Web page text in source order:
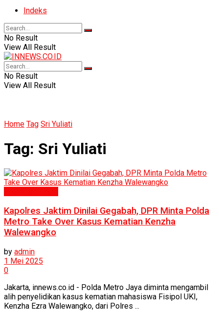
Indeks
No Result
View All Result
No Result
View All Result
Home Tag Sri Yuliati
Tag: Sri Yuliati
Kapolres Jaktim Dinilai Gegabah, DPR Minta Polda
Metro Take Over Kasus Kematian Kenzha
Walewangko
by admin
1 Mei 2025
0
Jakarta, innews.co.id - Polda Metro Jaya diminta mengambil
alih penyelidikan kasus kematian mahasiswa Fisipol UKI,
Kenzha Ezra Walewangko, dari Polres ...